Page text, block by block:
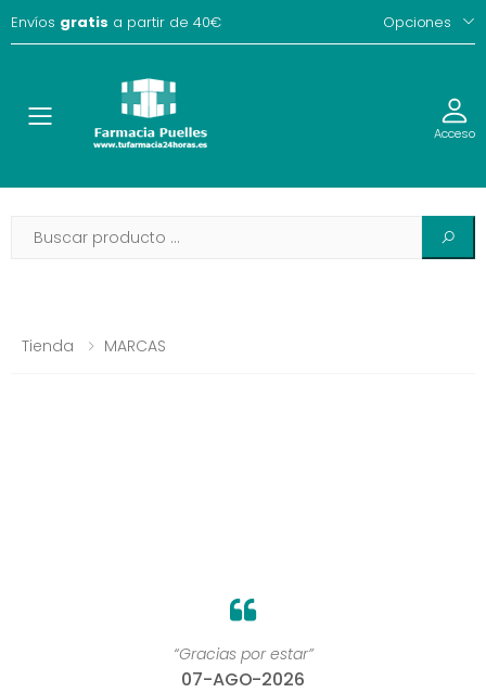
Envíos gratis a partir de 40€ Opciones
Toggle Acceso
Tienda MARCAS
“Gracias por estar”
07-AGO-2026